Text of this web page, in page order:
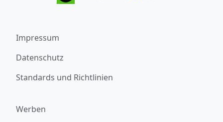
Impressum
Datenschutz
Standards und Richtlinien
Werben